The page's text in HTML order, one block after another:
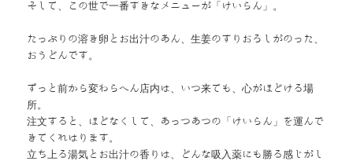
そして、この世で一番すきなメニューが「けいらん」。
たっぷりの溶き卵とお出汁のあん、生姜のすりおろしがのった、
おうどんです。
ずっと前から変わらへん店内は、いつ来ても、心がほどける場
所。
注文すると、ほどなくして、あっつあつの「けいらん」を運んで
きてくれはります。
立ち上る湯気とお出汁の香りは、どんな吸入薬にも勝る感じがし